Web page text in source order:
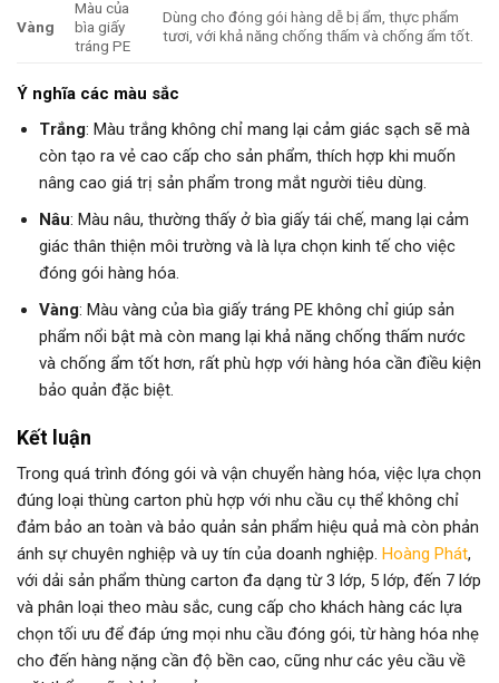
Vàng
Màu của
bìa giấy
tráng PE
Dùng cho đóng gói hàng dễ bị ẩm, thực phẩm
tươi, với khả năng chống thấm và chống ẩm tốt.
Ý nghĩa các màu sắc
Trắng: Màu trắng không chỉ mang lại cảm giác sạch sẽ mà
còn tạo ra vẻ cao cấp cho sản phẩm, thích hợp khi muốn
nâng cao giá trị sản phẩm trong mắt người tiêu dùng.
Nâu: Màu nâu, thường thấy ở bìa giấy tái chế, mang lại cảm
giác thân thiện môi trường và là lựa chọn kinh tế cho việc
đóng gói hàng hóa.
Vàng: Màu vàng của bìa giấy tráng PE không chỉ giúp sản
phẩm nổi bật mà còn mang lại khả năng chống thấm nước
và chống ẩm tốt hơn, rất phù hợp với hàng hóa cần điều kiện
bảo quản đặc biệt.
Kết luận
Trong quá trình đóng gói và vận chuyển hàng hóa, việc lựa chọn
đúng loại thùng carton phù hợp với nhu cầu cụ thể không chỉ
đảm bảo an toàn và bảo quản sản phẩm hiệu quả mà còn phản
ánh sự chuyên nghiệp và uy tín của doanh nghiệp. Hoàng Phát,
với dải sản phẩm thùng carton đa dạng từ 3 lớp, 5 lớp, đến 7 lớp
và phân loại theo màu sắc, cung cấp cho khách hàng các lựa
chọn tối ưu để đáp ứng mọi nhu cầu đóng gói, từ hàng hóa nhẹ
cho đến hàng nặng cần độ bền cao, cũng như các yêu cầu về